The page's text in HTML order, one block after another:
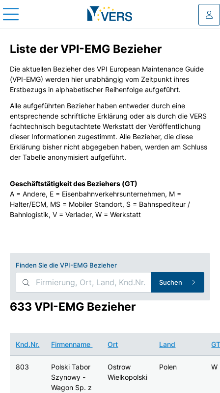
Liste der VPI-EMG Bezieher
Die aktuellen Bezieher des VPI European Maintenance Guide
(VPI-EMG) werden hier unabhängig vom Zeitpunkt ihres
Erstbezugs in alphabetischer Reihenfolge aufgeführt.
Alle aufgeführten Bezieher haben entweder durch eine
entsprechende schriftliche Erklärung oder als durch die VERS
fachtechnisch begutachtete Werkstatt der Veröffentlichung
dieser Informationen zugestimmt. Alle Bezieher, die diese
Erklärung bisher nicht abgegeben haben, werden am Schluss
der Tabelle anonymisiert aufgeführt.
Geschäftstätigkeit des Beziehers (GT)
A = Andere, E = Eisenbahnverkehrsunternehmen, M =
Halter/ECM, MS = Mobiler Standort, S = Bahnspediteur /
Bahnlogistik, V = Verlader, W = Werkstatt
Finden Sie die VPI-EMG Bezieher
Suchen
633 VPI-EMG Bezieher
Knd.Nr. Firmenname Ort Land
803
Polski Tabor
Szynowy -
Wagon Sp. z
Ostrow
Wielkopolski
Polen W